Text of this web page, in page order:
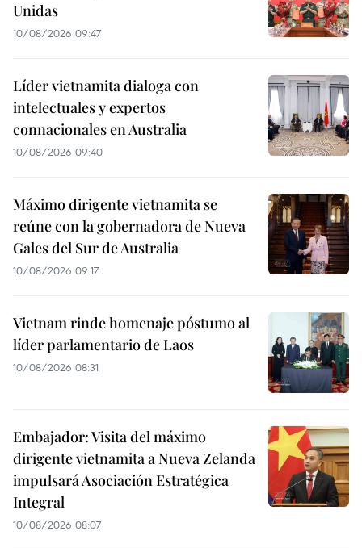
Unidas
10/08/2026 09:47
Líder vietnamita dialoga con
intelectuales y expertos
connacionales en Australia
10/08/2026 09:40
Máximo dirigente vietnamita se
reúne con la gobernadora de Nueva
Gales del Sur de Australia
10/08/2026 09:17
Vietnam rinde homenaje póstumo al
líder parlamentario de Laos
10/08/2026 08:31
Embajador: Visita del máximo
dirigente vietnamita a Nueva Zelanda
impulsará Asociación Estratégica
Integral
10/08/2026 08:07